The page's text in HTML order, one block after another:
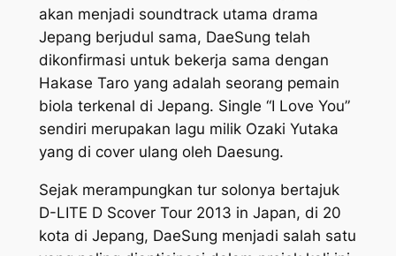
akan menjadi soundtrack utama drama
Jepang berjudul sama, DaeSung telah
dikonfirmasi untuk bekerja sama dengan
Hakase Taro yang adalah seorang pemain
biola terkenal di Jepang. Single “I Love You”
sendiri merupakan lagu milik Ozaki Yutaka
yang di cover ulang oleh Daesung.
Sejak merampungkan tur solonya bertajuk
D-LITE D Scover Tour 2013 in Japan, di 20
kota di Jepang, DaeSung menjadi salah satu